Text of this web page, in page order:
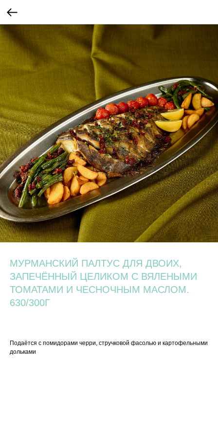
МУРМАНСКИЙ ПАЛТУС ДЛЯ ДВОИХ,
ЗАПЕЧЁННЫЙ ЦЕЛИКОМ С ВЯЛЕНЫМИ
ТОМАТАМИ И ЧЕСНОЧНЫМ МАСЛОМ.
630/300Г
Подаётся с помидорами черри, стручковой фасолью и картофельными
дольками